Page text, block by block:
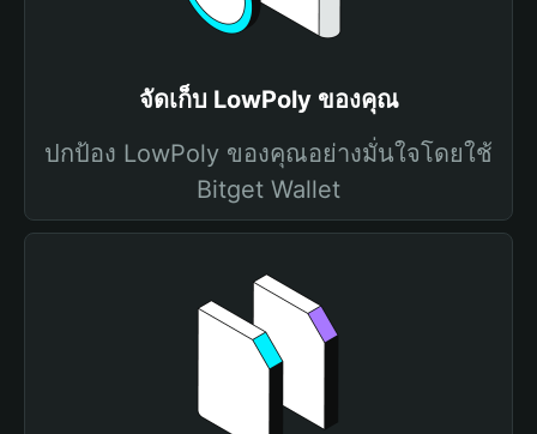
จัดเก็บ LowPoly ของคุณ
ปกป้อง LowPoly ของคุณอย่างมั่นใจโดยใช้
Bitget Wallet